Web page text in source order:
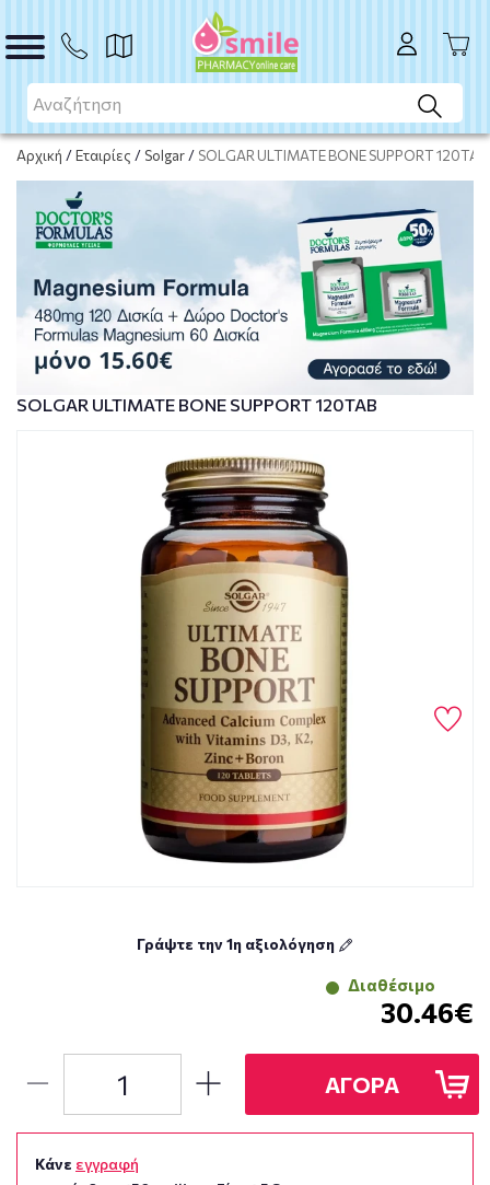
Αρχική /Εταιρίες / Solgar / SOLGAR ULTIMATE BONE SUPPORT 120TAB
ΑΓΟΡΑ
SOLGAR ULTIMATE BONE SUPPORT 120TAB
Γράψτε την 1η αξιολόγηση
Διαθέσιμο
30.46€
ΑΓΟΡΑ
Κάνε εγγραφή